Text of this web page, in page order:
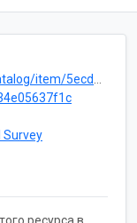
Survey
ресурса в